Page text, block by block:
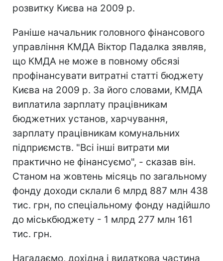
розвитку Києва на 2009 р.
Раніше начальник головного фінансового
управління КМДА Віктор Падалка зявляв,
що КМДА не може в повному обсязі
профінансувати витратні статті бюджету
Києва на 2009 р. За його словами, КМДА
виплатила зарплату працівникам
бюджетних установ, харчування,
зарплату працівникам комунальних
підприємств. "Всі інші витрати ми
практично не фінансуємо", - сказав він.
Станом на жовтень місяць по загальному
фонду доходи склали 6 млрд 887 млн 438
тис. грн, по спеціальному фонду надійшло
до міськбюджету - 1 млрд 277 млн 161
тис. грн.
Нагадаємо, дохідна і видаткова частина